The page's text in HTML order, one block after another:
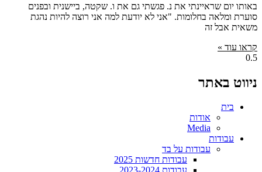
באותו יום שראיינתי את נ. פגשתי גם את ו. שקטה, ביישנית ובפנים
סוערת ומלאה בחלומות. "אני לא יודעת למה אני רוצה להיות נהגת
משאית אבל זה
קראו עוד »
ניווט באתר
בית
אודות
Media
עבודות
עבודות על בד
עבודות חדשות 2025